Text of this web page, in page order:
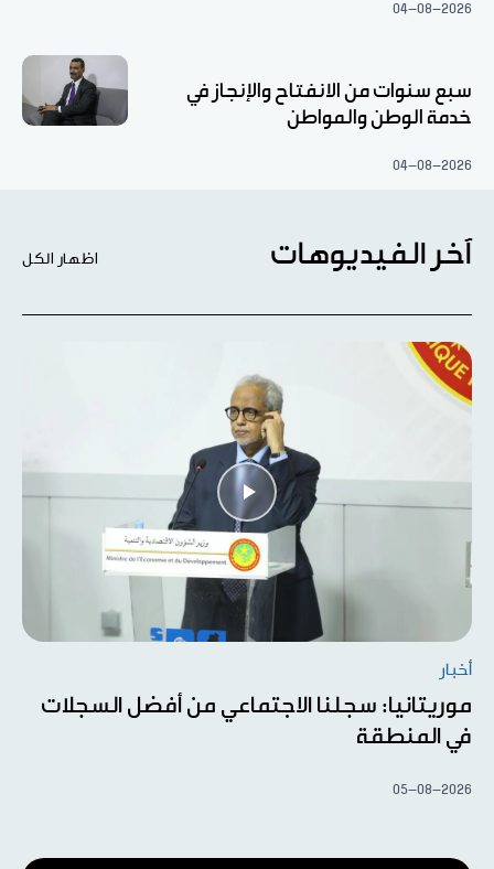
04-08-2026
سبع سنوات من الانفتاح والإنجاز في
خدمة الوطن والمواطن
04-08-2026
آخر الفيديوهات اظهار الكل
أخبار
موريتانيا: سجلنا الاجتماعي من أفضل السجلات
في المنطقة
05-08-2026